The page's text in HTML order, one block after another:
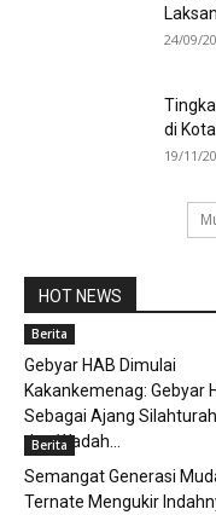
24/09/
di
19/11/
HOT NEWS
Berita
Gebyar HAB Dimulai
Kakankemenag: Gebyar
Sebagai Ajang
dan Wadah...
Berita
Semangat Generasi
Ternate Mengukir